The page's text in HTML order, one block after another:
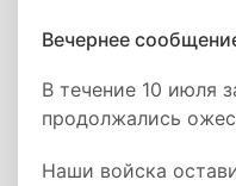
Вечернее
В течение 10 июля
продолжались
Наши войска